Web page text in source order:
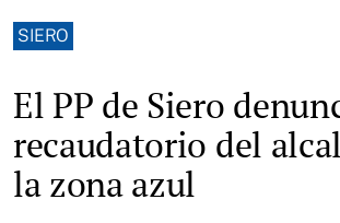
SIERO
El PP de Siero
recaudatorio del
la zona azul